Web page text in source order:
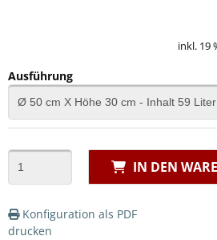
inkl. 19
Ausführung
IN DEN
Konfiguration als PDF
drucken